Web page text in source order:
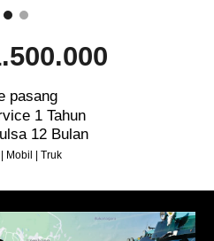
pasang
1 Tahun
12 Bulan
Mobil | Truk